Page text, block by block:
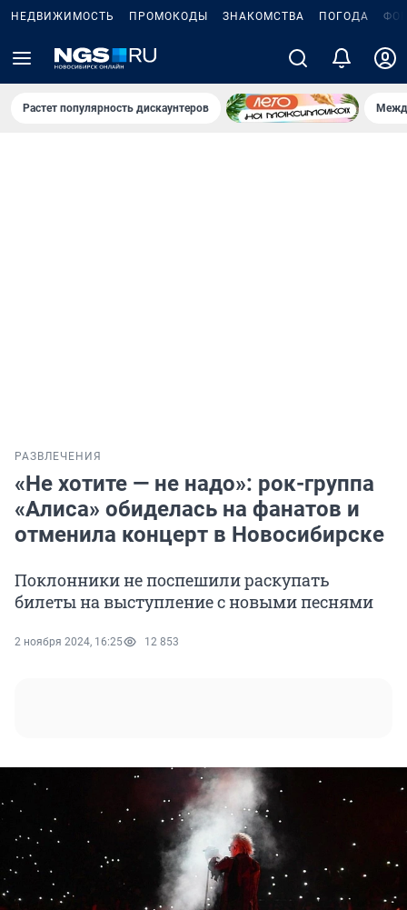
НЕДВИЖИМОСТЬ ПРОМОКОДЫ ЗНАКОМСТВА ПОГОДА
Растет популярность дискаунтеров
РАЗВЛЕЧЕНИЯ
«Не хотите — не надо»: рок-группа
«Алиса» обиделась на фанатов и
отменила концерт в Новосибирске
Поклонники не поспешили раскупать
билеты на выступление с новыми песнями
2 ноября 2024, 16:25 12 853